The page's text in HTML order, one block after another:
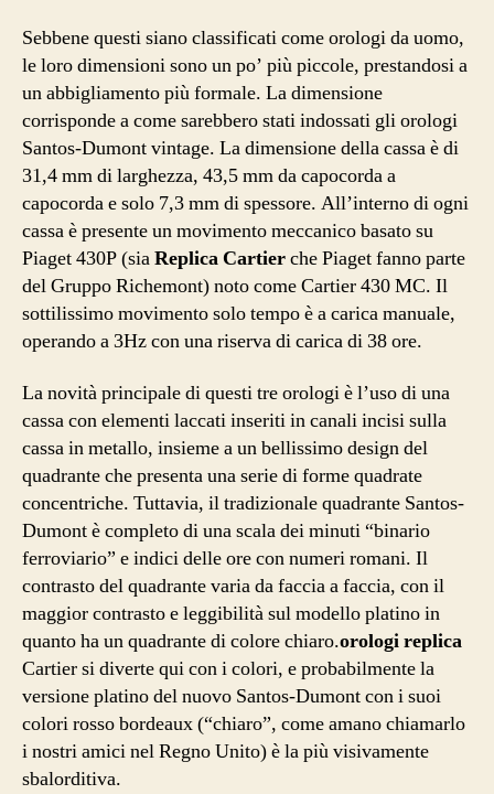
Sebbene questi siano classificati come orologi da uomo,
le loro dimensioni sono un po’ più piccole, prestandosi a
un abbigliamento più formale. La dimensione
corrisponde a come sarebbero stati indossati gli orologi
Santos-Dumont vintage. La dimensione della cassa è di
31,4 mm di larghezza, 43,5 mm da capocorda a
capocorda e solo 7,3 mm di spessore. All’interno di ogni
cassa è presente un movimento meccanico basato su
Piaget 430P (siaReplica Cartierche Piaget fanno parte
del Gruppo Richemont) noto come Cartier 430 MC. Il
sottilissimo movimento solo tempo è a carica manuale,
operando a 3Hz con una riserva di carica di 38 ore.
La novità principale di questi tre orologi è l’uso di una
cassa con elementi laccati inseriti in canali incisi sulla
cassa in metallo, insieme a un bellissimo design del
quadrante che presenta una serie di forme quadrate
concentriche. Tuttavia, il tradizionale quadrante Santos-
Dumont è completo di una scala dei minuti “binario
ferroviario” e indici delle ore con numeri romani. Il
contrasto del quadrante varia da faccia a faccia, con il
maggior contrasto e leggibilità sul modello platino in
quanto ha un quadrante di colore chiaro.orologi replica
Cartier si diverte qui con i colori, e probabilmente la
versione platino del nuovo Santos-Dumont con i suoi
colori rosso bordeaux (“chiaro”, come amano chiamarlo
i nostri amici nel Regno Unito) è la più visivamente
sbalorditiva.